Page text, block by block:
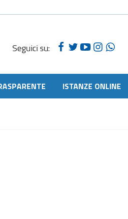
Seguici su:
ISTANZE ONLINE